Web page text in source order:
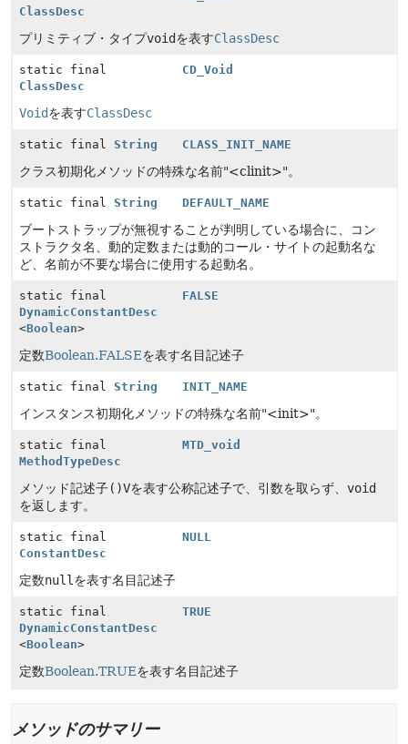
ClassDesc
プリミティブ・タイプvoidを表すClassDesc
static final
ClassDesc
CD_Void
Voidを表すClassDesc
static final String CLASS_INIT_NAME
クラス初期化メソッドの特殊な名前"<clinit>"。
static final String DEFAULT_NAME
ブートストラップが無視することが判明している場合に、コン
ストラクタ名、動的定数または動的コール・サイトの起動名な
ど、名前が不要な場合に使用する起動名。
static final
DynamicConstantDesc
<Boolean>
FALSE
定数Boolean.FALSEを表す名目記述子
static final String INIT_NAME
インスタンス初期化メソッドの特殊な名前"<init>"。
static final
MethodTypeDesc
MTD_void
メソッド記述子()Vを表す公称記述子で、引数を取らず、 void
を返します。
static final
ConstantDesc
NULL
定数null を表す名目記述子
static final
DynamicConstantDesc
<Boolean>
TRUE
定数Boolean.TRUEを表す名目記述子
メソッドのサマリー